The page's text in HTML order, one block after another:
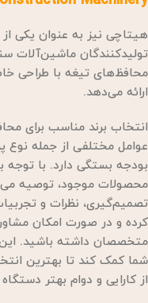
هیتاچی نیز به عنوان یکی از
تولیدکنندگان ماشین‌آلات
محافظ‌های تیغه با طراحی
ارائه می‌دهد.
انتخاب برند مناسب برای
عوامل مختلفی از جمله نوع
بودجه بستگی دارد. با توجه
محصولات موجود، توصیه
تصمیم‌گیری، نظرات و
کرده و در صورت امکان
متخصصان داشته باشید. این
شما کمک کند تا بهترین
از کارایی و دوام بهتر